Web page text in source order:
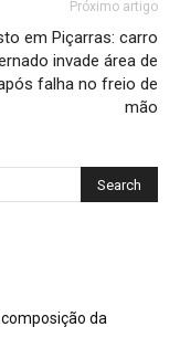
Próximo artigo
em Piçarras: carro
invade área de
falha no freio de
mão
da